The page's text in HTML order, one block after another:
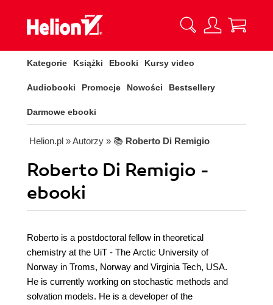
Kategorie Książki Ebooki Kursy video
Audiobooki Promocje Nowości Bestsellery
Darmowe ebooki
Helion.pl » Autorzy » 📚 Roberto Di Remigio
Roberto Di Remigio -
ebooki
Roberto is a postdoctoral fellow in theoretical
chemistry at the UiT - The Arctic University of
Norway in Troms, Norway and Virginia Tech, USA.
He is currently working on stochastic methods and
solvation models. He is a developer of the